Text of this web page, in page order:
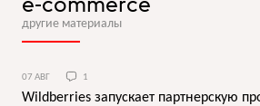
другие материалы
07 АВГ 1
Wildberries запускает партнерскую